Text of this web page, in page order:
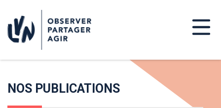
NOS PUBLICATIONS